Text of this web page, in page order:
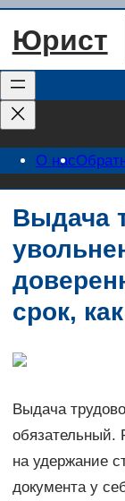
Перейти
Юрист
О нас
Выдача
срок,
Выдача
обязательный.
на удержание
документа у